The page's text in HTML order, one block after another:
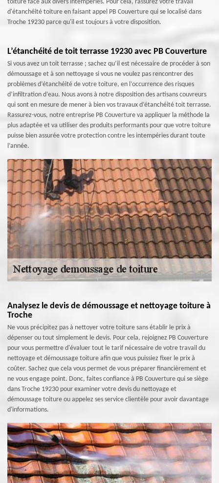
toiture face aux divers intempéries. Pour cela, rassurez votre travail
d'étanchéité toiture en faisant appel PB Couverture qui se localisé dans
Troche 19230 parce qu'il est toujours à votre disposition.
L’étanchéité de toit terrasse 19230 avec PB Couverture
Si vous avez un toit terrasse ; sachez qu’il est nécessaire de procéder à son
démoussage et à son nettoyage si vous ne voulez pas rencontrer des
problèmes d’étanchéité de votre toiture, en l’occurrence des risques
d’infiltration d’eau. Nous avons à notre disposition des artisans couvreurs
qui sont en mesure de mener à bien vos travaux d’étanchéité toit terrasse.
Rassurez-vous, notre entreprise PB Couverture va appliquer la méthode la
plus adaptée et va utiliser des produits performants pour que votre toiture
puisse bien assurée votre protection contre les intempéries durant toute
l’année.
Analysez le devis de démoussage et nettoyage toiture à
Troche
Ne vous précipitez pas à nettoyer votre toiture sans établir le prix à
dépenser ou tout simplement le devis. Pour cela, rejoignez PB Couverture
pour vous permettre d'évaluer tout le tarif nécessaire de votre travail du
nettoyage et démoussage toiture afin que vous puissiez fixer le prix à
coûter. Sachez que cela vous permet de vous préparer financièrement et
ne vous engage point. Donc, faites confiance à PB Couverture qui se siège
dans Troche 19230 pour examiner votre devis du nettoyage et
démoussage toiture ou appelez ses service clientèle pour avoir davantage
d'informations.